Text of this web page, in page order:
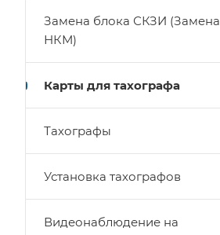
Замена блока СКЗИ (Замена
НКМ)
Карты для тахографа
Тахографы
Установка тахографов
Видеонаблюдение на